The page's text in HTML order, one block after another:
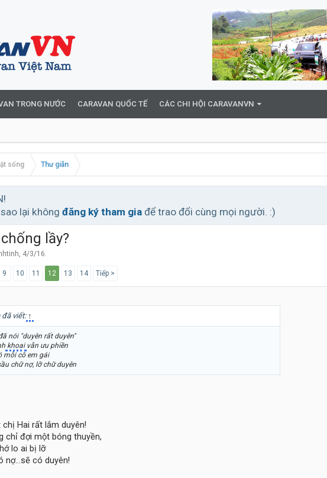
TRONG NƯỚC CARAVAN QUỐC TẾ CÁC CHI HỘI CARAVANVN
sống Thư giãn
lại không đăng ký tham gia để trao đổi cùng mọi người. :)
lầy?
, 4/3/16.
9 10 11 12 13 14 Tiếp >
đã viết:↑
nói "duyên rất duyên"
khoaivẫn ưu phiền
mỗi cô em gái
chữ nợ, lỡ chữ duyên
chị Hai rất lắm duyên!
chỉ đợi một bóng thuyền,
lo ai bị lỡ
nợ...sẽ có duyên!